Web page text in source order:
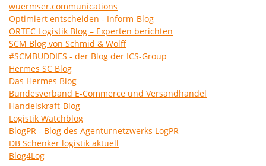
wuermser.communications
Optimiert entscheiden - Inform-Blog
ORTEC Logistik Blog – Experten berichten
SCM Blog von Schmid & Wolff
#SCMBUDDIES - der Blog der ICS-Group
Hermes SC Blog
Das Hermes Blog
Bundesverband E-Commerce und Versandhandel
Handelskraft-Blog
Logistik Watchblog
BlogPR - Blog des Agenturnetzwerks LogPR
DB Schenker logistik aktuell
Blog4Log